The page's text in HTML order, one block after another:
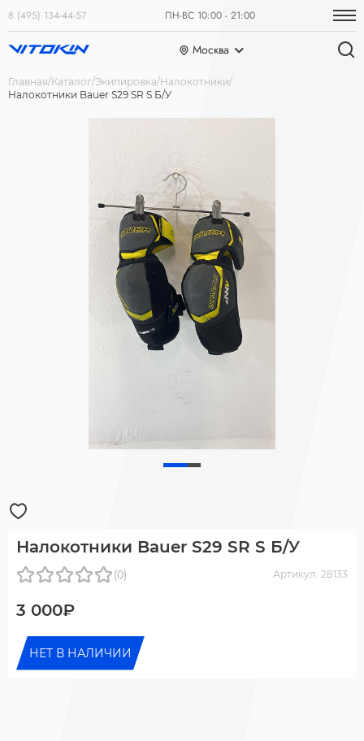
8 (495) 134-44-57 ПН-ВС 10:00 - 21:00
Москва
Главная Каталог Экипировка Налокотники
Налокотники Bauer S29 SR S Б/У
Налокотники Bauer S29 SR S Б/У
(0) Артикул: 28133
3 000₽
НЕТ В НАЛИЧИИ